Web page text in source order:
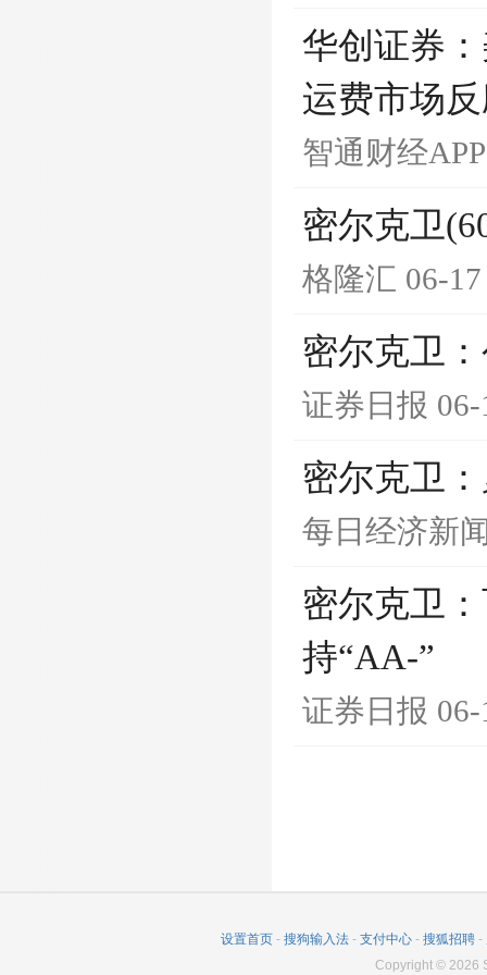
华创证券
运费市场
智通财经APP
密尔克卫
格隆汇 06-
密尔克卫
证券日报
密尔克卫
每日经济新
密尔克卫
持“AA-”
证券日报
设置首页 - 搜狗输入法 - 支付中心 - 搜狐招聘 -
Copyright © 2026